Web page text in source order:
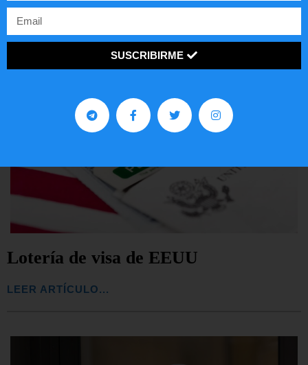
Lotería de visa de EEUU
LEER ARTÍCULO...
SUSCRIBIRME